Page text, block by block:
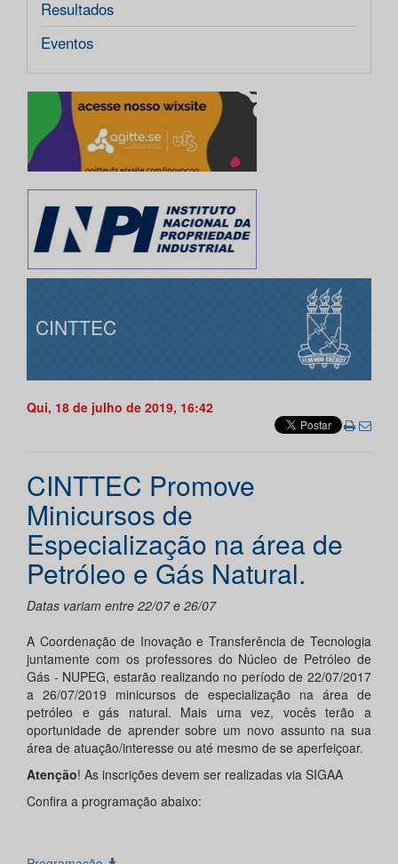
Resultados
Eventos
CINTTEC
Qui, 18 de julho de 2019, 16:42
CINTTEC Promove
Minicursos de
Especialização na área de
Petróleo e Gás Natural.
Datas variam entre 22/07 e 26/07
A Coordenação de Inovação e Transferência de Tecnologia
juntamente com os professores do Núcleo de Petróleo de
Gás - NUPEG, estarão realizando no período de 22/07/2017
a 26/07/2019 minicursos de especialização na área de
petróleo e gás natural. Mais uma vez, vocês terão a
oportunidade de aprender sobre um novo assunto na sua
área de atuação/interesse ou até mesmo de se aperfeiçoar.
Atenção! As inscrições devem ser realizadas via SIGAA
Confira a programação abaixo: